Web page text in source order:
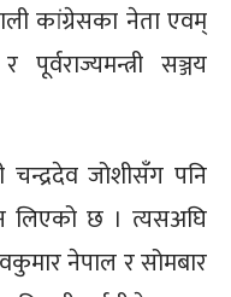
कांग्रेसका नेता एवम्
सञ्जय
चन्द्रदेव जोशीसँग पनि
लिएको छ । त्यसअघि
नेपाल र सोमबार